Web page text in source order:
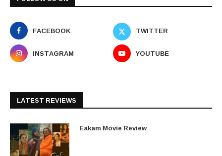
FACEBOOK
TWITTER
INSTAGRAM
YOUTUBE
LATEST REVIEWS
Eakam Movie Review